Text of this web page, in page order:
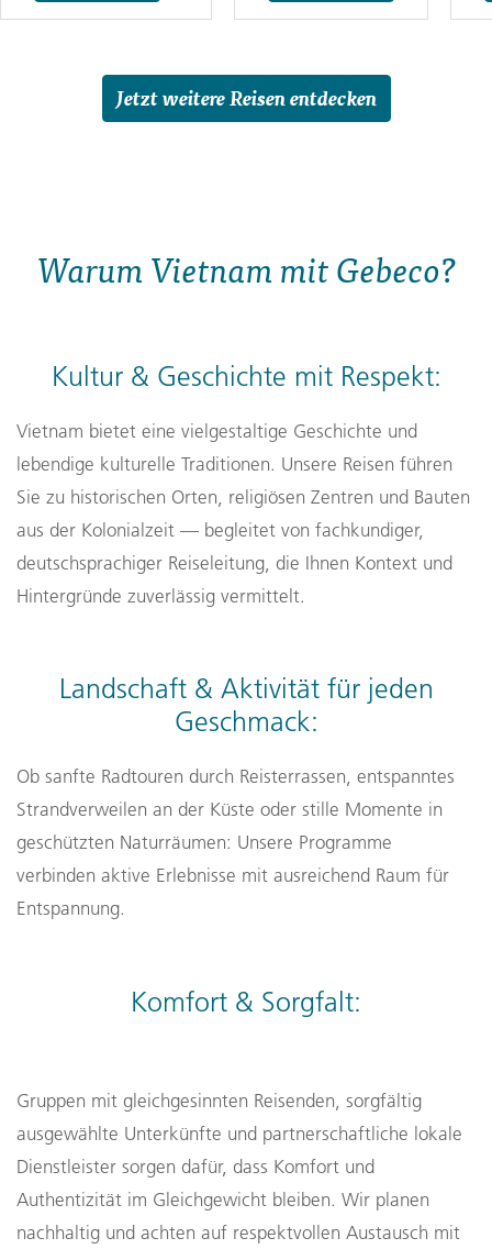
Jetzt weitere Reisen entdecken
Warum Vietnam mit Gebeco?
Kultur & Geschichte mit Respekt:
Vietnam bietet eine vielgestaltige Geschichte und
lebendige kulturelle Traditionen. Unsere Reisen führen
Sie zu historischen Orten, religiösen Zentren und Bauten
aus der Kolonialzeit — begleitet von fachkundiger,
deutschsprachiger Reiseleitung, die Ihnen Kontext und
Hintergründe zuverlässig vermittelt.
Landschaft & Aktivität für jeden
Geschmack:
Ob sanfte Radtouren durch Reisterrassen, entspanntes
Strandverweilen an der Küste oder stille Momente in
geschützten Naturräumen: Unsere Programme
verbinden aktive Erlebnisse mit ausreichend Raum für
Entspannung.
Komfort & Sorgfalt:
Gruppen mit gleichgesinnten Reisenden, sorgfältig
ausgewählte Unterkünfte und partnerschaftliche lokale
Dienstleister sorgen dafür, dass Komfort und
Authentizität im Gleichgewicht bleiben. Wir planen
nachhaltig und achten auf respektvollen Austausch mit